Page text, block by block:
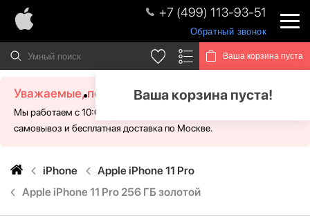
+7 (499) 113-93-51
Обратный звонок
Ваша корзина пуста
Ваша корзина пуста!
Уважаемые, посетители!
Мы работаем с 10:00 - 21:00 без выходных. Для Вас доступен
самовывоз и бесплатная доставка по Москве.
iPhone
Apple iPhone 11 Pro
Apple iPhone 11 Pro 256 ГБ золотой